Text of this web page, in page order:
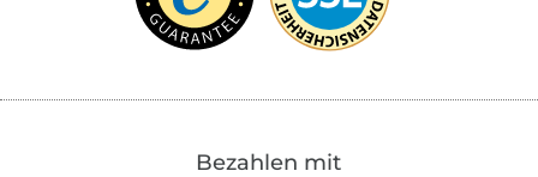
Bezahlen mit